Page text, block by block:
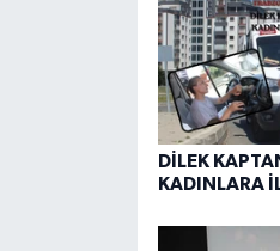
DİLEK
KADINLARA